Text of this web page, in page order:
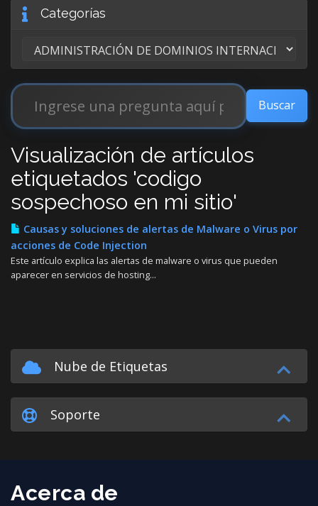
Categorías
Visualización de artículos
etiquetados 'codigo
sospechoso en mi sitio'
Causas y soluciones de alertas de Malware o Virus por
acciones de Code Injection
Este artículo explica las alertas de malware o virus que pueden
aparecer en servicios de hosting...
Nube de Etiquetas
Soporte
Acerca de